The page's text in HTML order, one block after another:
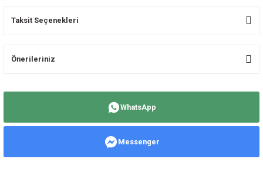
Taksit Seçenekleri
Önerileriniz
Ürün resmi kalitesiz, bozuk veya görüntülenemiyor.
WhatsApp
Messenger